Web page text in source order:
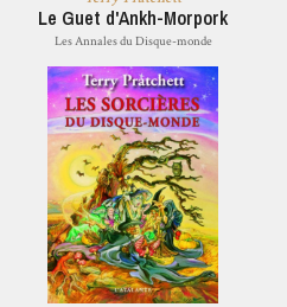
Le Guet d'Ankh-Morpork
Les Annales du Disque-monde